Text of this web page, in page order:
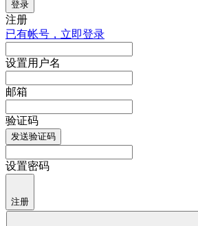
登录
注册
已有帐号，立即登录
设置用户名
邮箱
验证码
发送验证码
设置密码
注册